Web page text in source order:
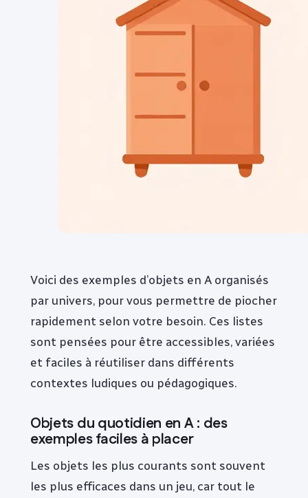
Voici des exemples d’objets en A organisés
par univers, pour vous permettre de piocher
rapidement selon votre besoin. Ces listes
sont pensées pour être accessibles, variées
et faciles à réutiliser dans différents
contextes ludiques ou pédagogiques.
Objets du quotidien en A : des
exemples faciles à placer
Les objets les plus courants sont souvent
les plus efficaces dans un jeu, car tout le